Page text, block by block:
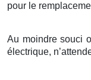
pour le
Au moindre souci
électrique,